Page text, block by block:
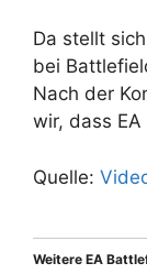
Da stellt
bei
Nach der
wir, dass
Quelle:
Weitere EA